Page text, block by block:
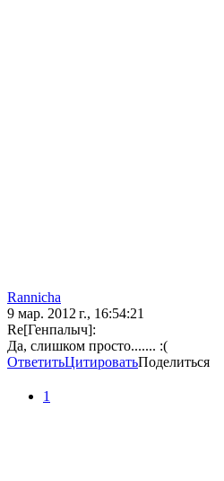
Rannicha
9 мар. 2012 г., 16:54:21
Re[Генпалыч]:
Да, слишком просто....... :(
ОтветитьЦитироватьПоделиться
1